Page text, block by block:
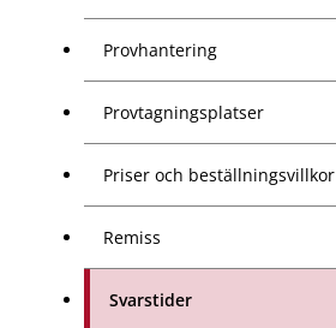
Provhantering
Provtagningsplatser
Priser och beställningsvillkor
Remiss
Svarstider